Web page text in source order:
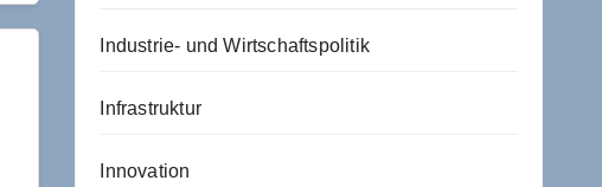
Industrie- und Wirtschaftspolitik
Infrastruktur
Innovation